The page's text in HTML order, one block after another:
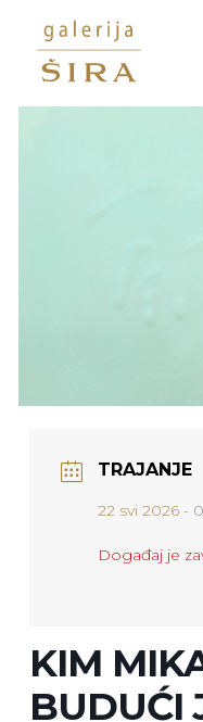
TRAJANJE
22 svi 2026-
Događaj je
KIM
BUDUĆI